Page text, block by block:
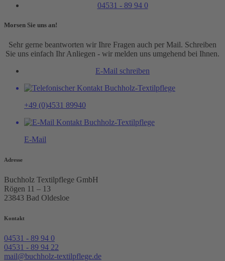
04531 - 89 94 0
Morsen Sie uns an!
Sehr gerne beantworten wir Ihre Fragen auch per Mail. Schreiben
Sie uns einfach Ihr Anliegen - wir melden uns umgehend bei Ihnen.
E-Mail schreiben
+49 (0)4531 89940
E-Mail
Adresse
Buchholz Textilpflege GmbH
Rögen 11 – 13
23843 Bad Oldesloe
Kontakt
04531 - 89 94 0
04531 - 89 94 22
mail@buchholz-textilpflege.de